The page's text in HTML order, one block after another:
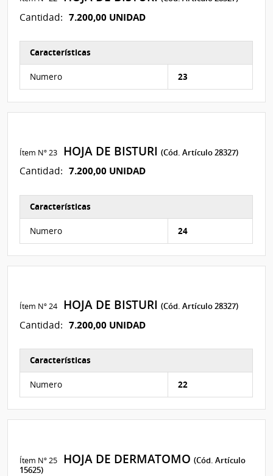
Cantidad: 7.200,00 UNIDAD
Características
Numero 23
Ítem Nº 23 HOJA DE BISTURI(Cód. Artículo 28327)
Cantidad: 7.200,00 UNIDAD
Características
Numero 24
Ítem Nº 24 HOJA DE BISTURI(Cód. Artículo 28327)
Cantidad: 7.200,00 UNIDAD
Características
Numero 22
Ítem Nº 25 HOJA DE DERMATOMO(Cód. Artículo
15625)